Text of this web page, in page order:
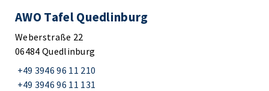
AWO Tafel Quedlinburg
Weberstraße 22
06484 Quedlinburg
+49 3946 96 11 210
+49 3946 96 11 131